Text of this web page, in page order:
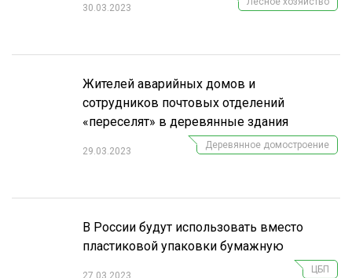
30.03.2023
Жителей аварийных домов и
сотрудников почтовых отделений
«переселят» в деревянные здания
29.03.2023
Деревянное домостроение
В России будут использовать вместо
пластиковой упаковки бумажную
27.03.2023
ЦБП